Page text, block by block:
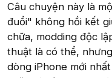
Câu chuyện này là
đuổi" không hồi kết
chữa, modding độc
thuật là có thể,
dòng iPhone mới